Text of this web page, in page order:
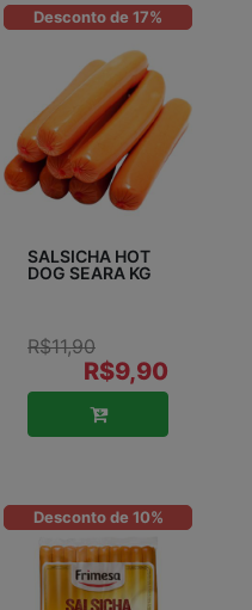
Desconto de 17%
SALSICHA HOT
DOG SEARA KG
R$11,90
R$9,90
Desconto de 10%